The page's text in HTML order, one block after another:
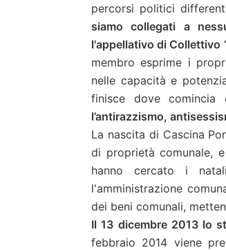
percorsi politici
siamo collegati a
l'appellativo di Collettivo
membro esprime i
nelle capacità e
finisce dove comincia
l’antirazzismo,
La nascita di Cascina
di proprietà comunale,
hanno cercato i
l'amministrazione
dei beni comunali,
Il 13 dicembre 2013 lo
febbraio 2014 viene